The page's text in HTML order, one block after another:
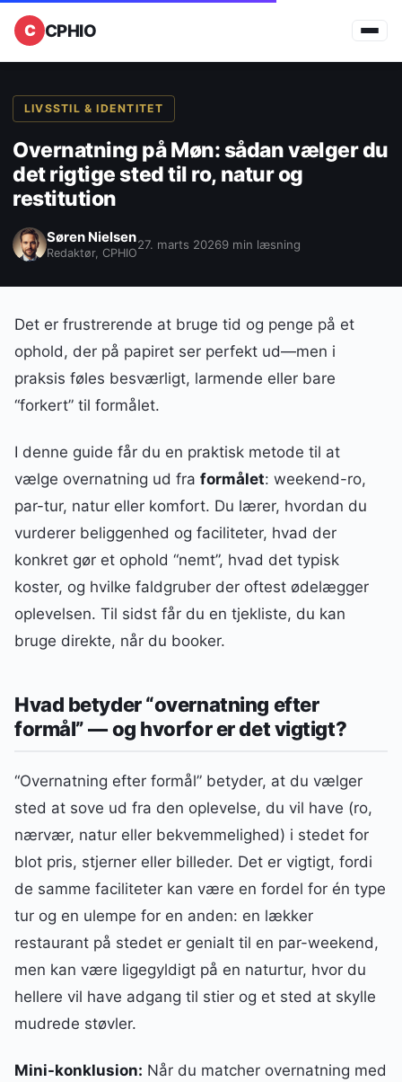
CPHIO
LIVSSTIL & IDENTITET
Overnatning på Møn: sådan vælger du
det rigtige sted til ro, natur og
restitution
Søren Nielsen
Redaktør, CPHIO
27. marts 20269 min læsning
Det er frustrerende at bruge tid og penge på et
ophold, der på papiret ser perfekt ud—men i
praksis føles besværligt, larmende eller bare
“forkert” til formålet.
I denne guide får du en praktisk metode til at
vælge overnatning ud fra formålet: weekend-ro,
par-tur, natur eller komfort. Du lærer, hvordan du
vurderer beliggenhed og faciliteter, hvad der
konkret gør et ophold “nemt”, hvad det typisk
koster, og hvilke faldgruber der oftest ødelægger
oplevelsen. Til sidst får du en tjekliste, du kan
bruge direkte, når du booker.
Hvad betyder “overnatning efter
formål” — og hvorfor er det vigtigt?
“Overnatning efter formål” betyder, at du vælger
sted at sove ud fra den oplevelse, du vil have (ro,
nærvær, natur eller bekvemmelighed) i stedet for
blot pris, stjerner eller billeder. Det er vigtigt, fordi
de samme faciliteter kan være en fordel for én type
tur og en ulempe for en anden: en lækker
restaurant på stedet er genialt til en par-weekend,
men kan være ligegyldigt på en naturtur, hvor du
hellere vil have adgang til stier og et sted at skylle
mudrede støvler.
Mini-konklusion: Når du matcher overnatning med